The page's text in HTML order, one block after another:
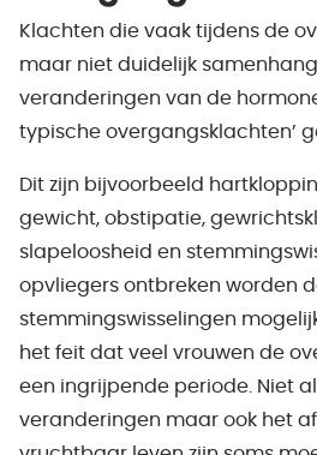
Klachten die vaak tijdens de
maar niet duidelijk
veranderingen van de
typische overgangsklachten’
Dit zijn bijvoorbeeld
gewicht, obstipatie,
slapeloosheid en
opvliegers ontbreken worden
stemmingswisselingen
het feit dat veel vrouwen de
een ingrijpende periode. Niet
veranderingen maar ook het